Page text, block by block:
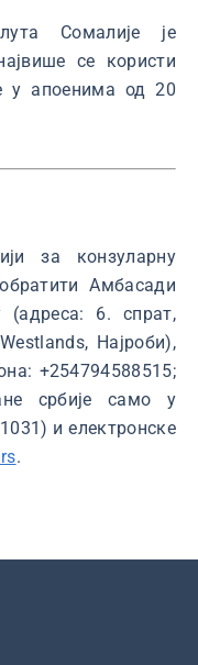
Сомалије је
се користи
у апоенима од 20
за конзуларну
Амбасади
(адреса: 6. спрат,
Најроби),
+254794588515;
србије само у
и електронскe
.